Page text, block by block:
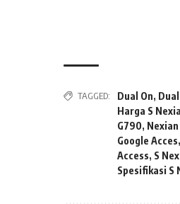
TAGGED: Dual On,
Harga S
G790,
Google Acces,
Access, S
Spesifikasi S